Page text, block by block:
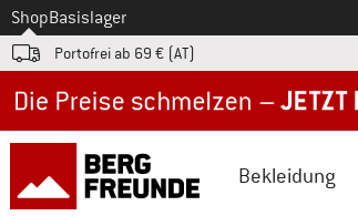
Zum
ShopBasislager
Portofrei ab 69 € (AT)
Bekleidung